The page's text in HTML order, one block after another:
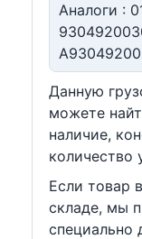
Аналоги :
Данную
можете
наличие,
количество
Если товар
складе, мы
специально